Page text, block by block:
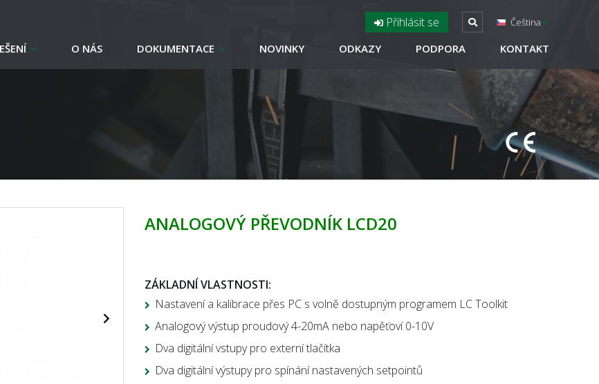
Přihlásit se Čeština
O NÁS DOKUMENTACE NOVINKY ODKAZY PODPORA KONTAKT
ANALOGOVÝ PŘEVODNÍK LCD20
ZÁKLADNÍ VLASTNOSTI:
Nastavení a kalibrace přes PC s volně dostupným programem LC Toolkit
Analogový výstup proudový 4-20mA nebo napěťoví 0-10V
Dva digitální vstupy pro externí tlačítka
Dva digitální výstupy pro spínání nastavených setpointů